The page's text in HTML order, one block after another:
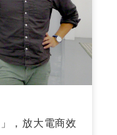
，放大電商效